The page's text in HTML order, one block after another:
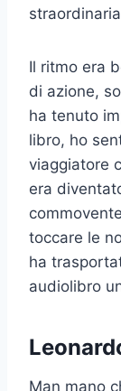
Il ritmo era
di azione,
ha tenuto
libro, ho
viaggiatore
era
toccare le
ha
audiolibro
Man mano